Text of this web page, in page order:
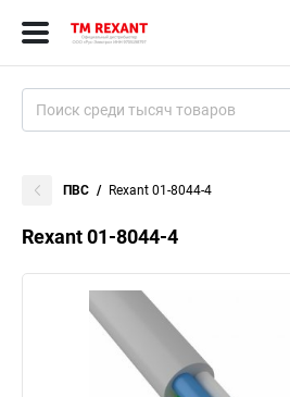
ПВС Rexant 01-8044-4
Rexant 01-8044-4